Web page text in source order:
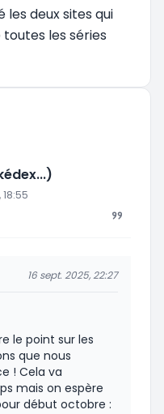
les deux sites qui
les séries
16 sept. 2025, 22:27
le point sur les
que nous
! Cela va
mais on espère
début octobre :